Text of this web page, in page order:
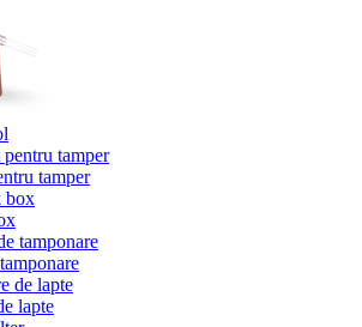
tamper
lapte